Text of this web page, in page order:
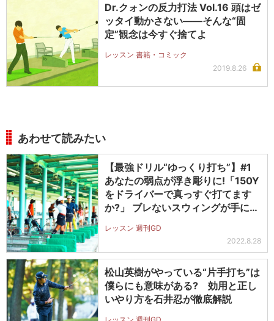
Dr.クォンの反力打法 Vol.16 頭はゼ
ッタイ動かさない――そんな“固
定”観念は今すぐ捨てよ
レッスン 書籍・コミック
2019.8.26
あわせて読みたい
【最強ドリル“ゆっくり打ち”】#1
あなたの弱点が浮き彫りに!「150Y
をドライバーで真っすぐ打てます
か?」 ブレないスウィングが手に入
レッスン 週刊GD
2022.8.28
松山英樹がやっている“片手打ち”は
僕らにも意味がある? 効用と正し
いやり方を石井忍が徹底解説